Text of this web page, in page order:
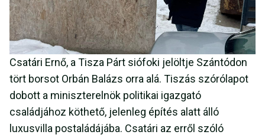
Csatári Ernő, a Tisza Párt siófoki jelöltje Szántódon
tört borsot Orbán Balázs orra alá. Tiszás szórólapot
dobott a miniszterelnök politikai igazgató
családjához köthető, jelenleg építés alatt álló
luxusvilla postaládájába. Csatári az erről szóló